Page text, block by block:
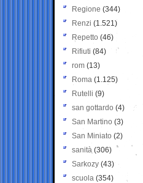
Regione (344)
Renzi (1.521)
Repetto (46)
Rifiuti (84)
rom (13)
Roma (1.125)
Rutelli (9)
san gottardo (4)
San Martino (3)
San Miniato (2)
sanità (306)
Sarkozy (43)
scuola (354)